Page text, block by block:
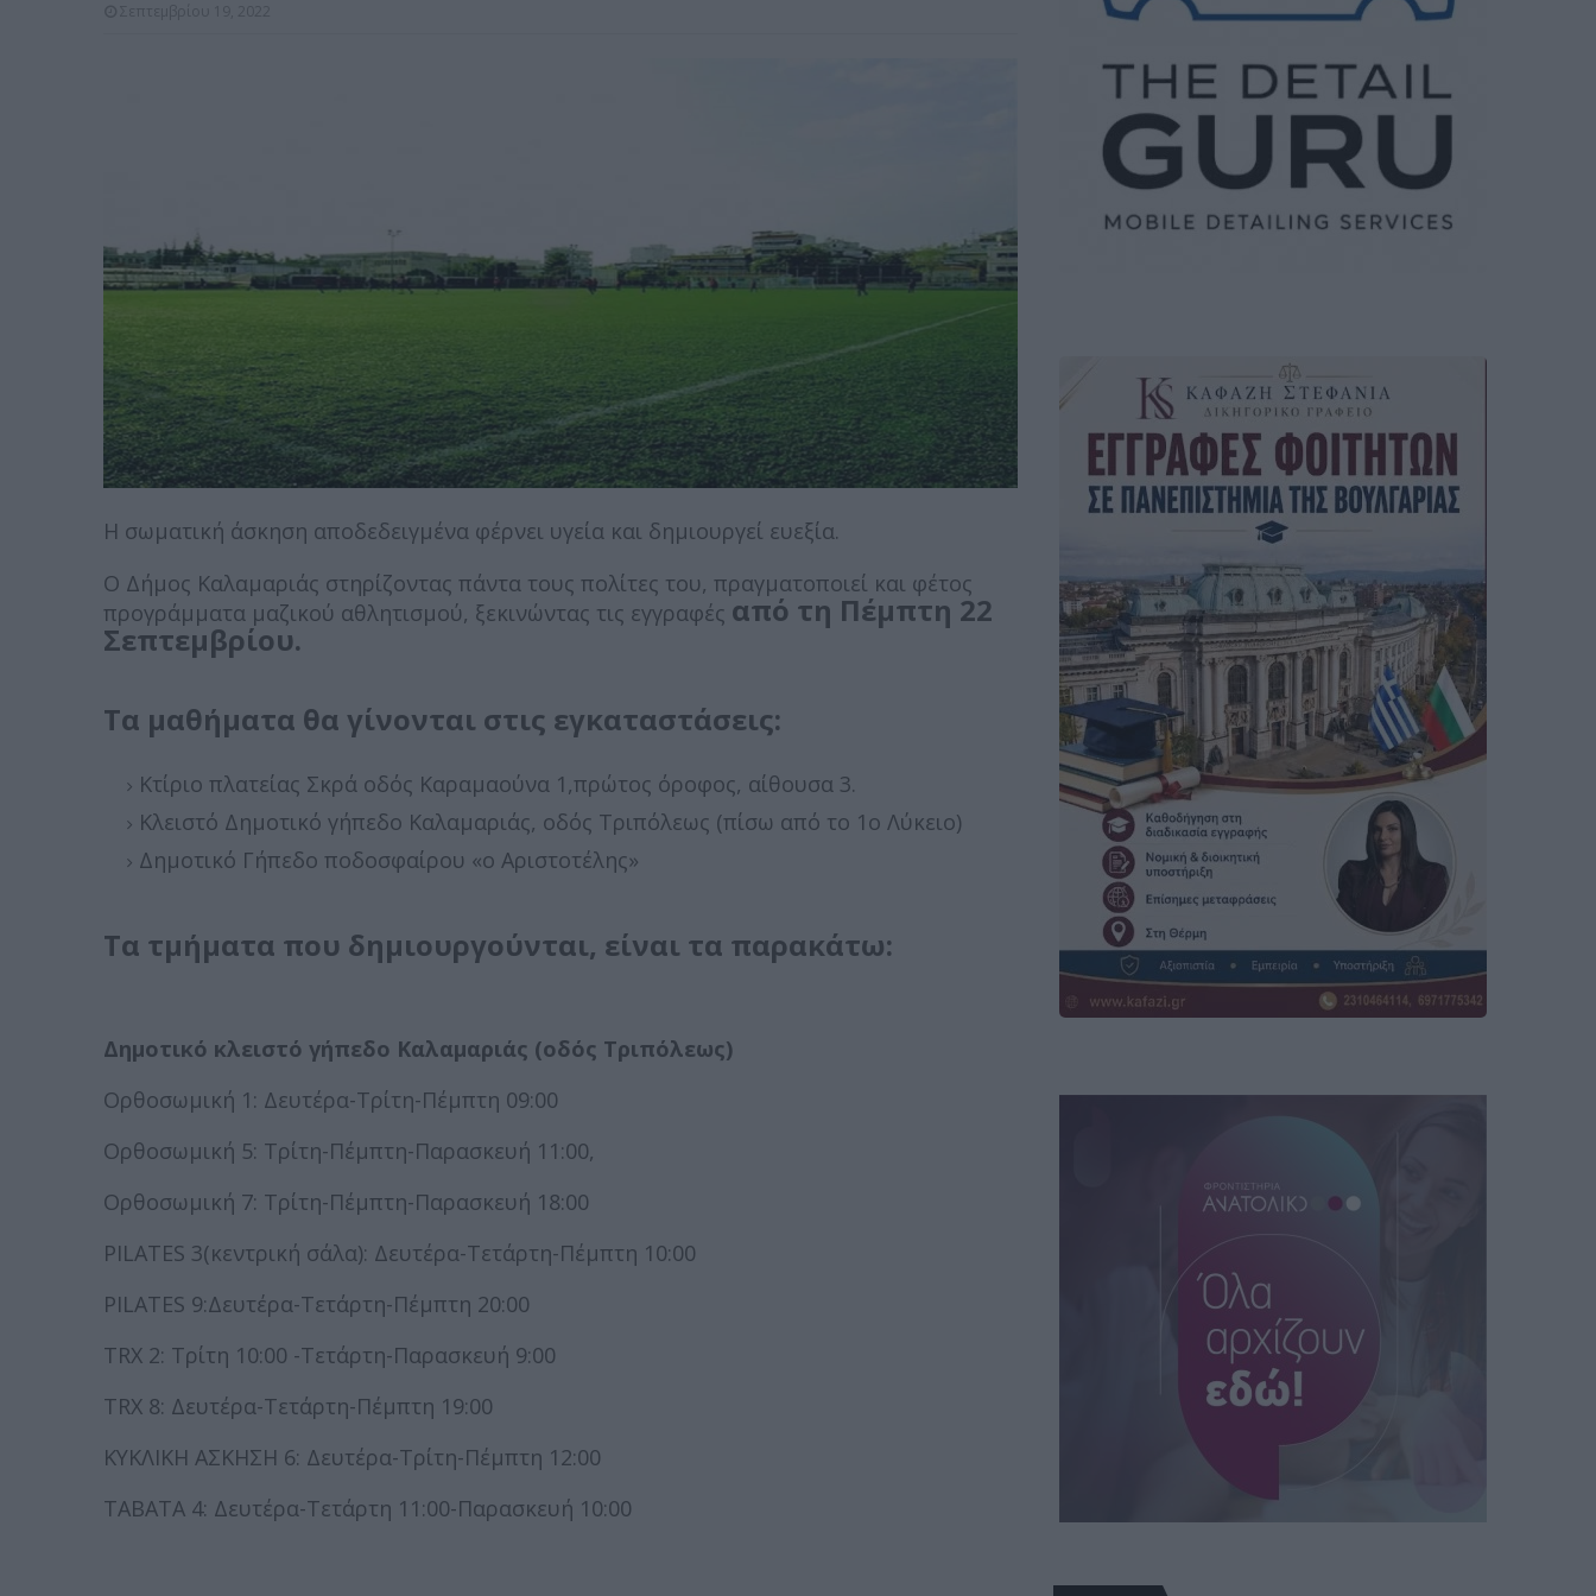
Η σωματική άσκηση αποδεδειγμένα φέρνει υγεία και δημιουργεί ευεξία.
Ο Δήμος Καλαμαριάς στηρίζοντας πάντα τους πολίτες του, πραγματοποιεί και φέτος
προγράμματα μαζικού αθλητισμού, ξεκινώντας τις εγγραφές από τη Πέμπτη 22
Σεπτεμβρίου.
Τα μαθήματα θα γίνονται στις εγκαταστάσεις:
Κτίριο πλατείας Σκρά οδός Καραμαούνα 1,πρώτος όροφος, αίθουσα 3.
Κλειστό Δημοτικό γήπεδο Καλαμαριάς, οδός Τριπόλεως (πίσω από το 1ο Λύκειο)
Δημοτικό Γήπεδο ποδοσφαίρου «ο Αριστοτέλης»
Τα τμήματα που δημιουργούνται, είναι τα παρακάτω:
Δημοτικό κλειστό γήπεδο Καλαμαριάς (οδός Τριπόλεως)
Ορθοσωμική 1: Δευτέρα-Τρίτη-Πέμπτη 09:00
Ορθοσωμική 5: Τρίτη-Πέμπτη-Παρασκευή 11:00,
Ορθοσωμική 7: Τρίτη-Πέμπτη-Παρασκευή 18:00
PILATES 3(κεντρική σάλα): Δευτέρα-Τετάρτη-Πέμπτη 10:00
PILATES 9:Δευτέρα-Τετάρτη-Πέμπτη 20:00
TRX 2: Τρίτη 10:00 -Τετάρτη-Παρασκευή 9:00
TRX 8: Δευτέρα-Τετάρτη-Πέμπτη 19:00
ΚΥΚΛΙΚΗ ΑΣΚΗΣΗ 6: Δευτέρα-Τρίτη-Πέμπτη 12:00
ΤΑΒΑΤΑ 4: Δευτέρα-Τετάρτη 11:00-Παρασκευή 10:00